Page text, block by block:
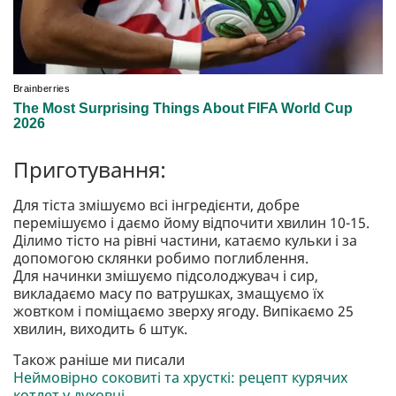
Приготування:
Для тіста змішуємо всі інгредієнти, добре
перемішуємо і даємо йому відпочити хвилин 10-15.
Ділимо тісто на рівні частини, катаємо кульки і за
допомогою склянки робимо поглиблення.
Для начинки змішуємо підсолоджувач і сир,
викладаємо масу по ватрушках, змащуємо їх
жовтком і поміщаємо зверху ягоду. Випікаємо 25
хвилин, виходить 6 штук.
Також раніше ми писали
Неймовірно соковиті та хрусткі: рецепт курячих